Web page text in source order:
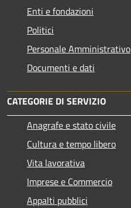
Enti e fondazioni
Politici
Personale Amministrativo
Documenti e dati
CATEGORIE DI SERVIZIO
Anagrafe e stato civile
Cultura e tempo libero
Vita lavorativa
Imprese e Commercio
Appalti pubblici